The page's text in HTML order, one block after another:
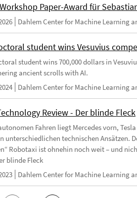
Paper-Award für
Dahlem Center for Machine Learning
student wins Vesuvius
student wins 700,000 dollars in
ancient scrolls with AI.
Dahlem Center for Machine Learning
Review - Der blinde Fleck
Fahren liegt Mercedes vorn,
unterschiedlichen technischen Ansätzen.
Robotaxi ist ohnehin noch weit – und
blinde Fleck
Dahlem Center for Machine Learning